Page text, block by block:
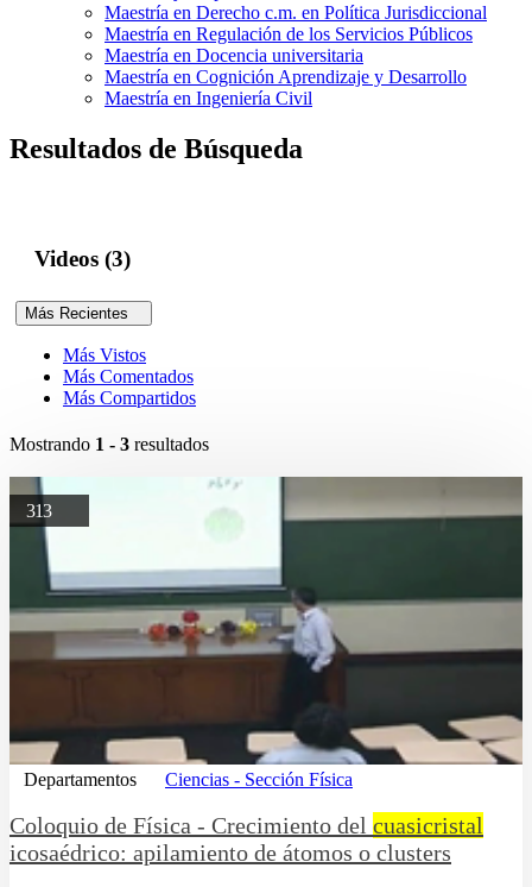
Maestría en Derecho c.m. en Política Jurisdiccional
Maestría en Regulación de los Servicios Públicos
Maestría en Docencia universitaria
Maestría en Cognición Aprendizaje y Desarrollo
Maestría en Ingeniería Civil
Resultados de Búsqueda
Videos (3)
Más Recientes
Más Vistos
Más Comentados
Más Compartidos
Mostrando 1 - 3 resultados
313
Departamentos Ciencias - Sección Física
Coloquio de Física - Crecimiento del cuasicristal
icosaédrico: apilamiento de átomos o clusters